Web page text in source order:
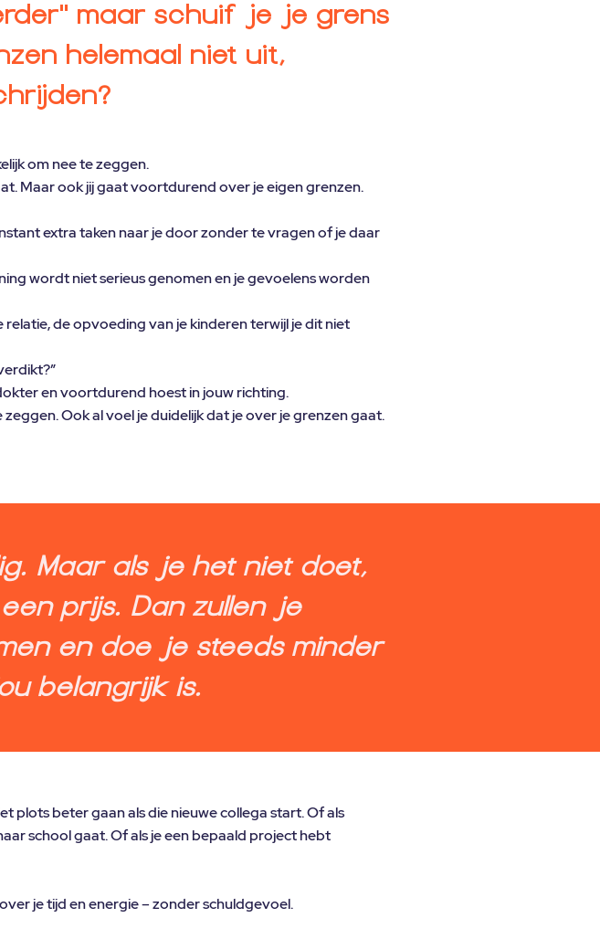
maar schuif je je grens
helemaal niet uit,
om nee te zeggen.
Maar ook jij gaat voortdurend over je eigen grenzen.
extra taken naar je door zonder te vragen of je daar
wordt niet serieus genomen en je gevoelens worden
de opvoeding van je kinderen terwijl je dit niet
en voortdurend hoest in jouw richting.
Ook al voel je duidelijk dat je over je grenzen gaat.
Maar als je het niet doet,
prijs. Dan zullen je
en doe je steeds minder
belangrijk is.
plots beter gaan als die nieuwe collega start. Of als
school gaat. Of als je een bepaald project hebt
je tijd en energie – zonder schuldgevoel.